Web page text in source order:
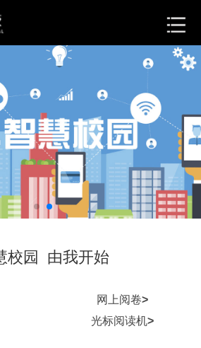
校园 由我开始
网上阅卷>
光标阅读机>